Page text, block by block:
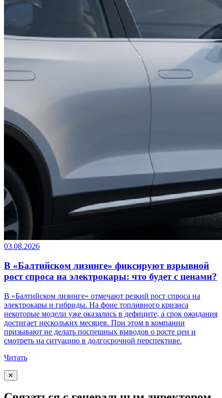
03.08.2026
В «Балтийском лизинге» фиксируют взрывной
рост спроса на электрокары: что будет с ценами?
В «Балтийском лизинге» отмечают резкий рост спроса на
электрокары и гибриды. На фоне топливного кризиса
некоторые модели уже оказались в дефиците, а срок ожидания
достигает нескольких месяцев. При этом в компании
призывают не делать поспешных выводов о росте цен и
смотреть на ситуацию в долгосрочной перспективе.
Читать
✕